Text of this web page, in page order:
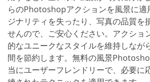
らのPhotoshopアクションを風景に適
ジナリティを失ったり、写真の品質を
せんので、ご安心ください。アクショ
的なユニークなスタイルを維持しなが
間を節約します。無料の風景
当にユーザーフレンドリーで、必要に